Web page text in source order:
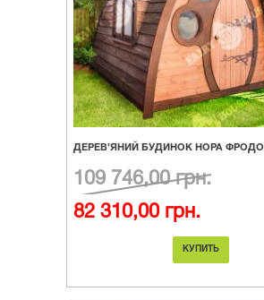
ДЕРЕВ’ЯНИЙ БУДИНОК НОРА ФРОДО
109 746,00 грн.
82 310,00 грн.
КУПИТЬ